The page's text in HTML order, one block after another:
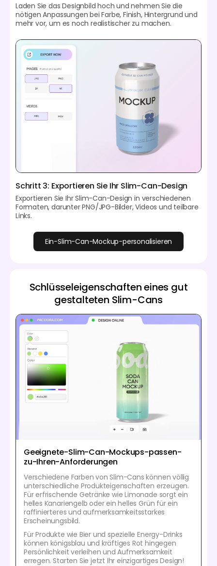
Laden Sie das Designbild hoch und nehmen Sie die
nötigen Anpassungen bei Farbe, Finish, Hintergrund und
mehr vor, um es noch realistischer zu machen.
Schritt 3: Exportieren Sie Ihr Slim-Can-Design
Exportieren Sie Ihr Slim-Can-Design in verschiedenen
Formaten, darunter PNG/JPG-Bilder, Videos und teilbare
Links.
Ein-Slim-Can-Mockup-personalisieren
Schlüsseleigenschaften eines gut
gestalteten Slim-Cans
Geeignete-Slim-Can-Mockups-passen-
zu-Ihren-Anforderungen
Verschiedene Farben von Slim-Cans können völlig
unterschiedliche Produkteigenschaften erzeugen.
Für erfrischende Getränke wie Limonade sorgt ein
helles Kanariengelb oder ein helles Grün für ein
raffinierteres und aufmerksamkeitsstarkes
Erscheinungsbild.
Für Produkte wie Bier und spezielle Energy-Drinks
können königsblau und kräftiges Rot hingegen
Persönlichkeit verleihen und Aufmerksamkeit
erregen. Starten Sie jetzt Ihr einzigartiges Design!